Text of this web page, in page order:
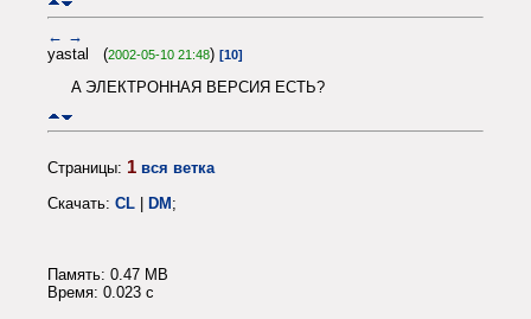
← →
yastal (2002-05-10 21:48) [10]
A ЭЛЕКТРОННАЯ ВЕРСИЯ ЕСТЬ?
Страницы: 1 вся ветка
Скачать: CL DM ;
Память: 0.47 MB
Время: 0.023 c